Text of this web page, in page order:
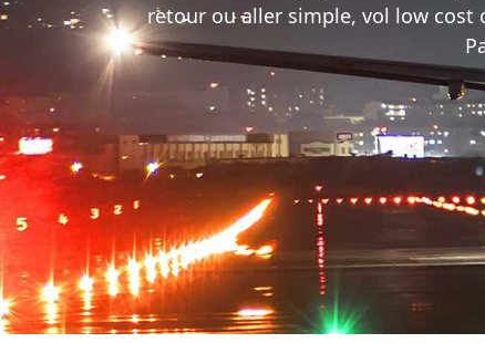
retour ou aller simple, vol low cost